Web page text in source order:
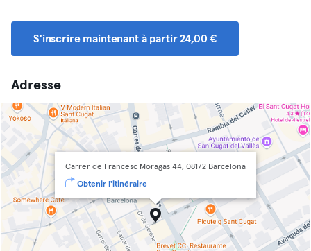
S'inscrire maintenant à partir 24,00 €
Adresse
Carrer de Francesc Moragas 44, 08172 Barcelona
Obtenir l'itinéraire